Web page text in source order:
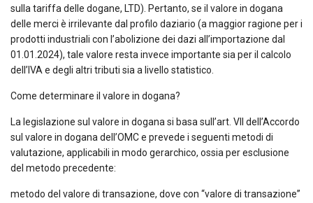
sulla tariffa delle dogane, LTD). Pertanto, se il valore in dogana
delle merci è irrilevante dal profilo daziario (a maggior ragione per i
prodotti industriali con l’abolizione dei dazi all’importazione dal
01.01.2024), tale valore resta invece importante sia per il calcolo
dell’IVA e degli altri tributi sia a livello statistico.
Come determinare il valore in dogana?
La legislazione sul valore in dogana si basa sull’art. VII dell’Accordo
sul valore in dogana dell’OMC e prevede i seguenti metodi di
valutazione, applicabili in modo gerarchico, ossia per esclusione
del metodo precedente:
metodo del valore di transazione, dove con “valore di transazione”